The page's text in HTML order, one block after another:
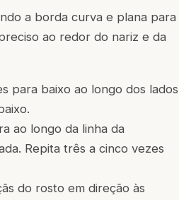
a borda curva e plana para
ao redor do nariz e da
para baixo ao longo dos lados
ao longo da linha da
Repita três a cinco vezes
do rosto em direção às